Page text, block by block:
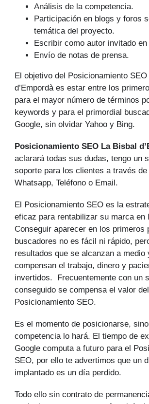
Análisis de la competencia.
Participación en blogs y foros
temática del proyecto.
Escribir como autor invitado
Envío de notas de prensa.
El objetivo del Posicionamiento SEO
d’Empordà es estar entre los
para el mayor número de tér­minos
keywords y para el primordial
Google, sin olvidar Yahoo y Bing.
Posicionamiento SEO La Bisbal
aclarará todas sus dudas, tengo un
soporte para los clientes a través de
Whatsapp, Teléfono o Email.
El Posicionamiento SEO es la
eficaz para rentabilizar su marca en
Conseguir aparecer en los primeros
buscadores no es fácil ni rápido,
resultados que se alcanzan a medio
compensan el trabajo, dinero y
invertidos. Frecuentemente con un
conseguido se compensa el valor
Posicionamiento SEO.
Es el momento de posicionarse,
competencia lo hará. El tiempo de
Google computa a futuro para el
SEO, por ello te advertimos que un
implantado es un día perdido.
Todo ello sin contrato de